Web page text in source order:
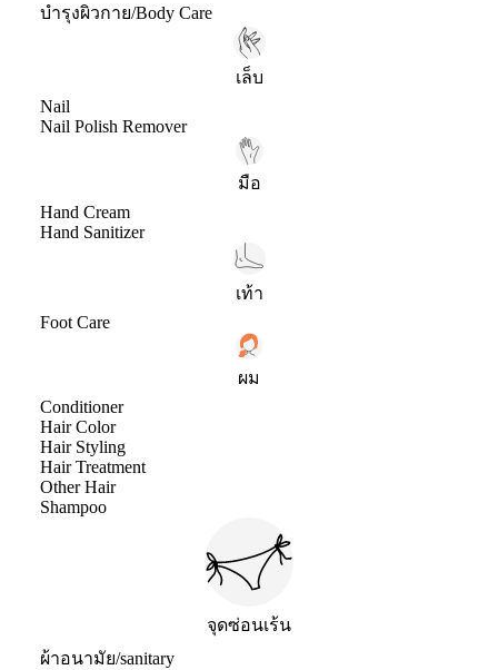
บำรุงผิวกาย/Body Care
เล็บ
Nail
Nail Polish Remover
มือ
Hand Cream
Hand Sanitizer
เท้า
Foot Care
ผม
Conditioner
Hair Color
Hair Styling
Hair Treatment
Other Hair
Shampoo
จุดซ่อนเร้น
ผ้าอนามัย/sanitary